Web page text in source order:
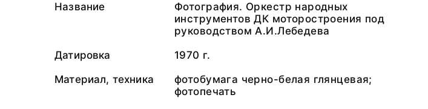
Название
Фотография. Оркестр народных
инструментов ДК моторостроения под
руководством А.И.Лебедева
Датировка
1970 г.
Материал, техника
фотобумага черно-белая глянцевая;
фотопечать